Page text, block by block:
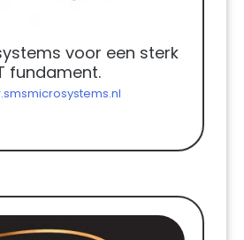
voor een sterk
fundament.